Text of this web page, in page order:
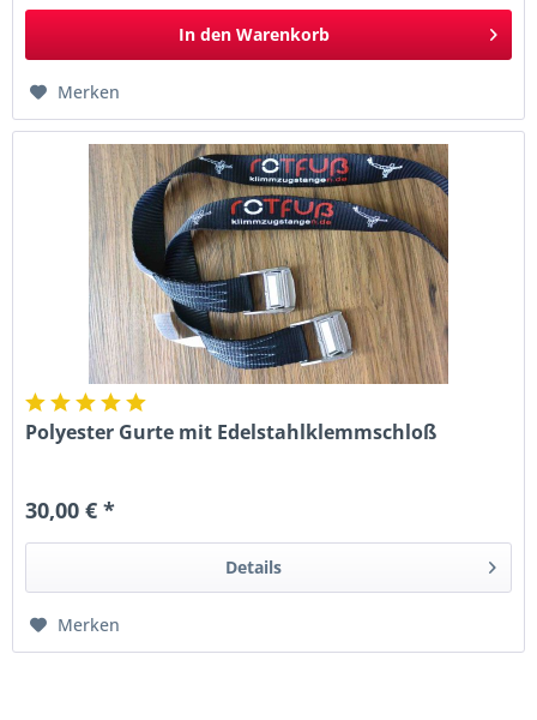
In den Warenkorb
Merken
Polyester Gurte mit Edelstahlklemmschloß
30,00 € *
Details
Merken